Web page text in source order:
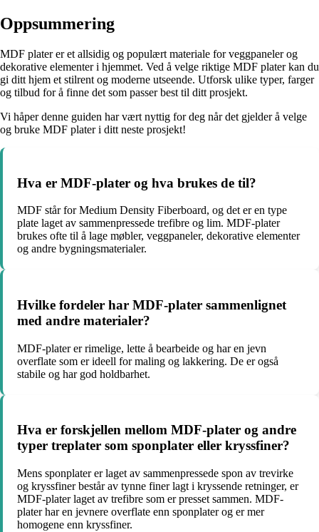
Oppsummering
MDF plater er et allsidig og populært materiale for veggpaneler og
dekorative elementer i hjemmet. Ved å velge riktige MDF plater kan du
gi ditt hjem et stilrent og moderne utseende. Utforsk ulike typer, farger
og tilbud for å finne det som passer best til ditt prosjekt.
Vi håper denne guiden har vært nyttig for deg når det gjelder å velge
og bruke MDF plater i ditt neste prosjekt!
Hva er MDF-plater og hva brukes de til?
MDF står for Medium Density Fiberboard, og det er en type
plate laget av sammenpressede trefibre og lim. MDF-plater
brukes ofte til å lage møbler, veggpaneler, dekorative elementer
og andre bygningsmaterialer.
Hvilke fordeler har MDF-plater sammenlignet
med andre materialer?
MDF-plater er rimelige, lette å bearbeide og har en jevn
overflate som er ideell for maling og lakkering. De er også
stabile og har god holdbarhet.
Hva er forskjellen mellom MDF-plater og andre
typer treplater som sponplater eller kryssfiner?
Mens sponplater er laget av sammenpressede spon av trevirke
og kryssfiner består av tynne finer lagt i kryssende retninger, er
MDF-plater laget av trefibre som er presset sammen. MDF-
plater har en jevnere overflate enn sponplater og er mer
homogene enn kryssfiner.